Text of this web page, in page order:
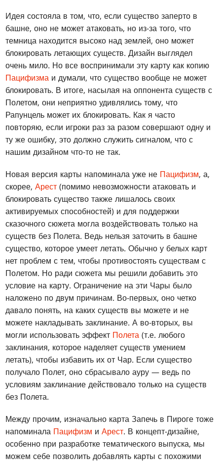
Идея состояла в том, что, если существо заперто в
башне, оно не может атаковать, но из-за того, что
темница находится высоко над землей, оно может
блокировать летающих существ. Дизайн выглядел
очень мило. Но все воспринимали эту карту как копию
Пацифизма и думали, что существо вообще не может
блокировать. В итоге, насылая на оппонента существ с
Полетом, они неприятно удивлялись тому, что
Рапунцель может их блокировать. Как я часто
повторяю, если игроки раз за разом совершают одну и
ту же ошибку, это должно служить сигналом, что с
нашим дизайном что-то не так.
Новая версия карты напоминала уже не Пацифизм, а,
скорее,Арест (помимо невозможности атаковать и
блокировать существо также лишалось своих
активируемых способностей) и для поддержки
сказочного сюжета могла воздействовать только на
существ без Полета. Ведь нельзя заточить в башне
существо, которое умеет летать. Обычно у белых карт
нет проблем с тем, чтобы противостоять существам с
Полетом. Но ради сюжета мы решили добавить это
условие на карту. Ограничение на эти Чары было
наложено по двум причинам. Во-первых, оно четко
давало понять, на каких существ вы можете и не
можете накладывать заклинание. А во-вторых, вы
могли использовать эффект Полета (т.е. любого
заклинания, которое наделяет существ умением
летать), чтобы избавить их от Чар. Если существо
получало Полет, оно сбрасывало ауру — ведь по
условиям заклинание действовало только на существ
без Полета.
Между прочим, изначально карта Запечь в Пироге тоже
напоминала Пацифизм иАрест. В концепт-дизайне,
особенно при разработке тематического выпуска, мы
можем себе позволить добавлять карты с похожими